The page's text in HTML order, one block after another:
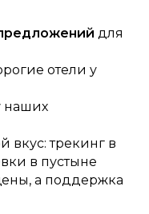
для
отели у
наших
вкус: трекинг в
в пустыне
а поддержка